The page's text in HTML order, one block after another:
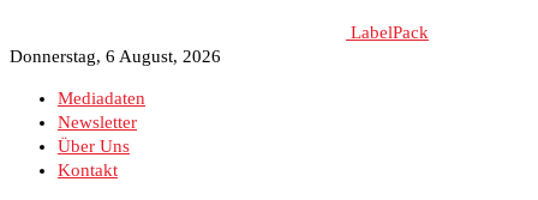
LabelPack
Donnerstag, 6 August, 2026
Mediadaten
Newsletter
Über Uns
Kontakt